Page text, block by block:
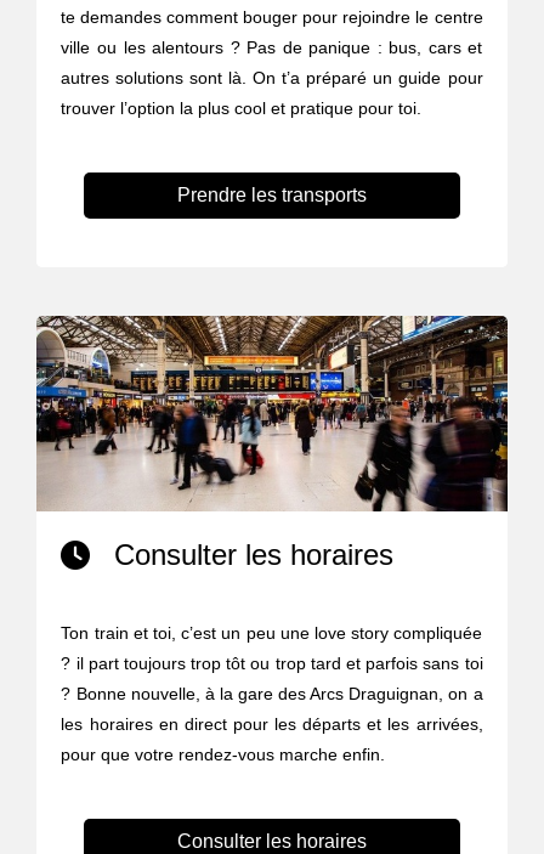
te demandes comment bouger pour rejoindre le centre
ville ou les alentours ? Pas de panique : bus, cars et
autres solutions sont là. On t’a préparé un guide pour
trouver l’option la plus cool et pratique pour toi.
Prendre les transports
Consulter les horaires
Ton train et toi, c’est un peu une love story compliquée
? il part toujours trop tôt ou trop tard et parfois sans toi
? Bonne nouvelle, à la gare des Arcs Draguignan, on a
les horaires en direct pour les départs et les arrivées,
pour que votre rendez-vous marche enfin.
Consulter les horaires